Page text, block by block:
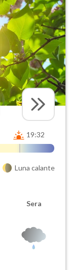
19:32
Luna calante
Sera